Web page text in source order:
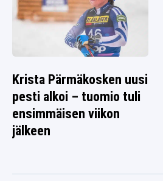
Krista Pärmäkosken uusi
pesti alkoi – tuomio tuli
ensimmäisen viikon
jälkeen